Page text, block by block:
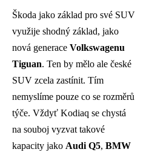
Škoda jako základ pro své SUV
využije shodný základ, jako
nová generace Volkswagenu
Tiguan. Ten by mělo ale české
SUV zcela zastínit. Tím
nemyslíme pouze co se rozměrů
týče. Vždyť Kodiaq se chystá
na souboj vyzvat takové
kapacity jako Audi Q5, BMW